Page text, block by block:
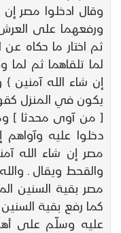
وقال ادخلوا مصر إن
ورفعهما على
ثم اختار ما حكاه
لما تلقاهما ثم لما
إن شاء الله آمنين }
يكون في المنزل
[ من آوى محدثا ]
دخلوا عليه
مصر إن شاء الله
والقحط ويقال ـ
مصر بقية السنين
كما رفع بقية
عليه وسلّم على